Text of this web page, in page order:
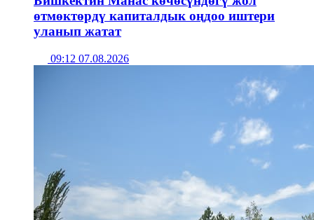
өтмөктөрдү капиталдык оңдоо иштери
уланып жатат
09:12 07.08.2026